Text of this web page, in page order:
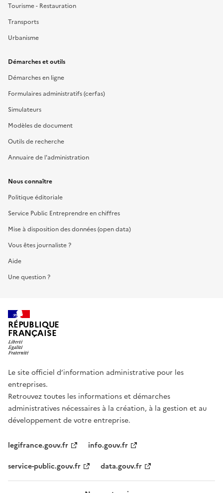
Tourisme - Restauration
Transports
Urbanisme
Démarches et outils
Démarches en ligne
Formulaires administratifs (cerfas)
Simulateurs
Modèles de document
Outils de recherche
Annuaire de l'administration
Nous connaître
Politique éditoriale
Service Public Entreprendre en chiffres
Mise à disposition des données (open data)
Vous êtes journaliste ?
Aide
Une question ?
RÉPUBLIQUE
FRANÇAISE
Le site officiel d’information administrative pour les
entreprises.
Retrouvez toutes les informations et démarches
administratives nécessaires à la création, à la gestion et au
développement de votre entreprise.
legifrance.gouv.fr
info.gouv.fr
service-public.gouv.fr
data.gouv.fr